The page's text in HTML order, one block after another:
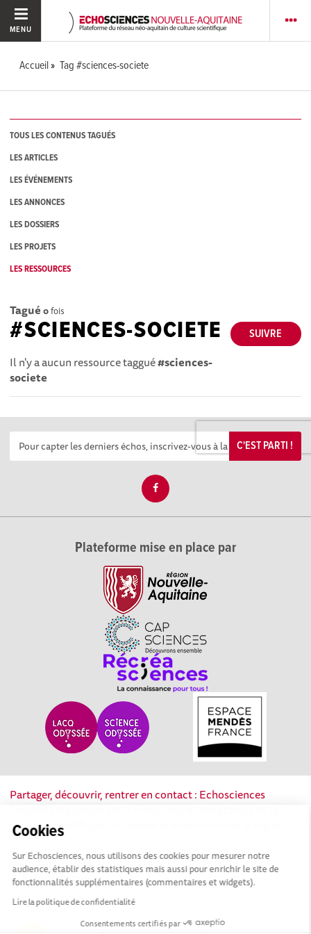
Cookies
Sur Echosciences, nous utilisons des cookies pour mesurer notre
audience, établir des statistiques mais aussi pour enrichir le site de
fonctionnalités supplémentaires (commentaires et widgets).
Lire la politique de confidentialité
Consentements certifiés par
MENU
Accueil Tag #sciences-societe
TOUS LES CONTENUS TAGUÉS
LES ARTICLES
LES ÉVÉNEMENTS
LES ANNONCES
LES DOSSIERS
LES PROJETS
LES RESSOURCES
Tagué 0fois
SUIVRE
#SCIENCES-SOCIETE
Il n'y a aucun ressource taggué#sciences-
societe
C'EST PARTI !
Plateforme mise en place par
Partager, découvrir, rentrer en contact : Echosciences
culture scientifique, technique et industrielle de la région.
Mentions légales|Politique de confidentialité|CGU
|Ligne éditoriale